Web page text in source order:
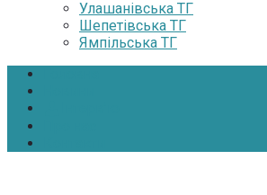
Улашанівська ТГ
Шепетівська ТГ
Ямпільська ТГ